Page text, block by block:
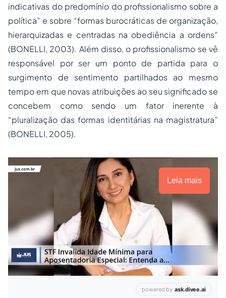
indicativas do predomínio do profissionalismo sobre a
política” e sobre “formas burocráticas de organização,
hierarquizadas e centradas na obediência a ordens”
(BONELLI, 2003). Além disso, o profissionalismo se vê
responsável por ser um ponto de partida para o
surgimento de sentimento partilhados ao mesmo
tempo em que novas atribuições ao seu significado se
concebem como sendo um fator inerente à
“pluralização das formas identitárias na magistratura”
(BONELLI, 2005).
Leia mais